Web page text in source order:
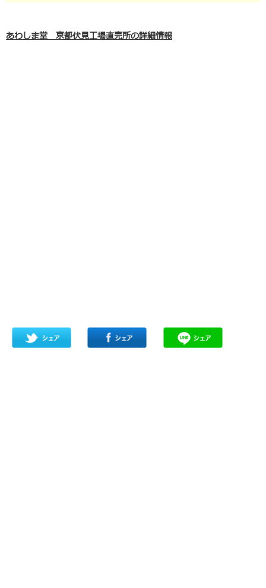
あわしま堂 京都伏見工場直売所の詳細情報